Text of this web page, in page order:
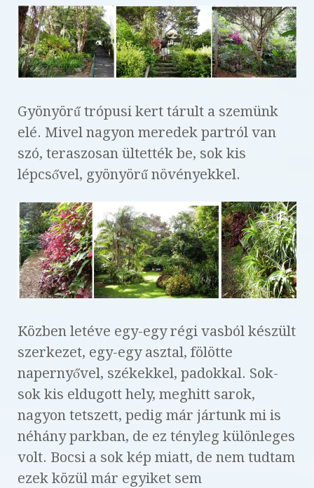
Gyönyörű trópusi kert tárult a szemünk
elé. Mivel nagyon meredek partról van
szó, teraszosan ültették be, sok kis
lépcsővel, gyönyörű növényekkel.
Közben letéve egy-egy régi vasból készült
szerkezet, egy-egy asztal, fölötte
napernyővel, székekkel, padokkal. Sok-
sok kis eldugott hely, meghitt sarok,
nagyon tetszett, pedig már jártunk mi is
néhány parkban, de ez tényleg különleges
volt. Bocsi a sok kép miatt, de nem tudtam
ezek közül már egyiket sem